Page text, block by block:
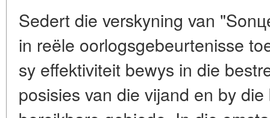
Sedert die verskyning van
in reële oorlogsgebeurtenisse
sy effektiviteit bewys in die
posisies van die vijand en by